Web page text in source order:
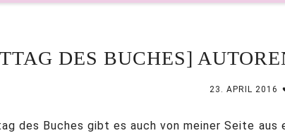
DES BUCHES]
23. APRIL 2016
des Buches gibt es auch von meiner Seite